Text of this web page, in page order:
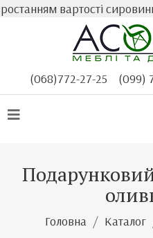
вартості сировини та
(068)772-27-25
(099)
Подарунковий
Головна Каталог